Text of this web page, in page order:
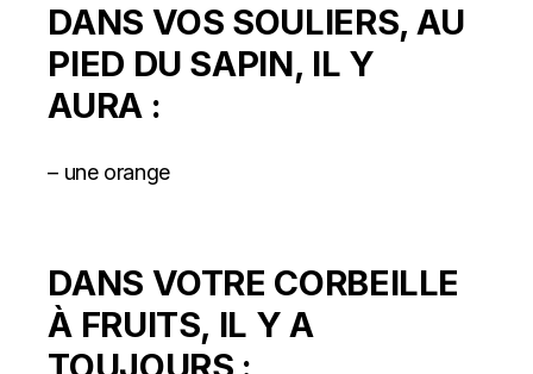
DANS VOS SOULIERS, AU
PIED DU SAPIN, IL Y
AURA :
– une orange
DANS VOTRE CORBEILLE
À FRUITS, IL Y A